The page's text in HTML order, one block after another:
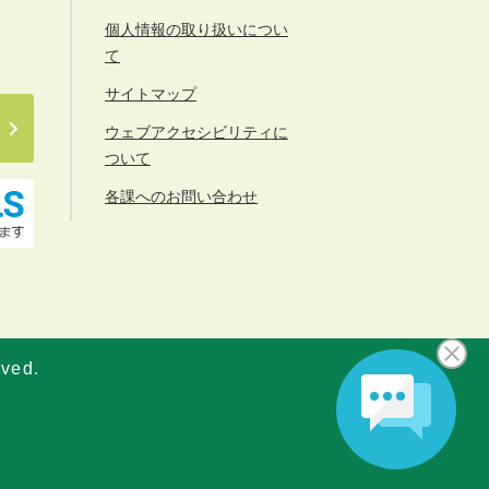
個人情報の取り扱いについ
て
サイトマップ
ウェブアクセシビリティに
ついて
各課へのお問い合わせ